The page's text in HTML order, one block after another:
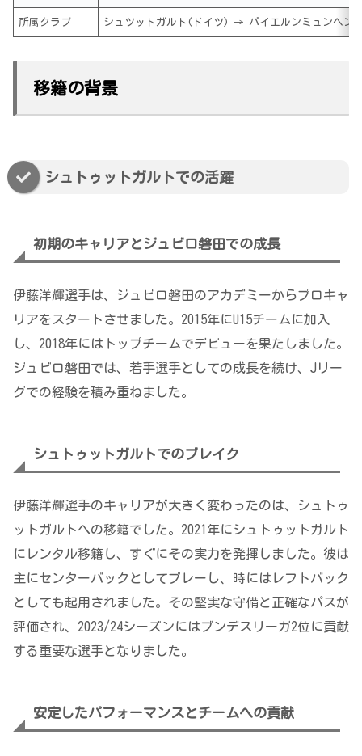
所属クラブ シュツットガルト(ドイツ) → バイエルンミュンヘン(
移籍の背景
シュトゥットガルトでの活躍
初期のキャリアとジュビロ磐田での成長
伊藤洋輝選手は、ジュビロ磐田のアカデミーからプロキャ
リアをスタートさせました。2015年にU15チームに加入
し、2018年にはトップチームでデビューを果たしました。
ジュビロ磐田では、若手選手としての成長を続け、Jリー
グでの経験を積み重ねました。
シュトゥットガルトでのブレイク
伊藤洋輝選手のキャリアが大きく変わったのは、シュトゥ
ットガルトへの移籍でした。2021年にシュトゥットガルト
にレンタル移籍し、すぐにその実力を発揮しました。彼は
主にセンターバックとしてプレーし、時にはレフトバック
としても起用されました。その堅実な守備と正確なパスが
評価され、2023/24シーズンにはブンデスリーガ2位に貢献
する重要な選手となりました。
安定したパフォーマンスとチームへの貢献